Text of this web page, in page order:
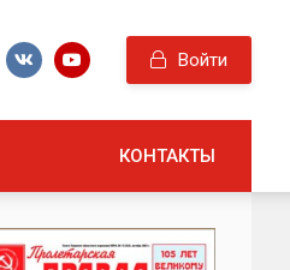
Войти
КОНТАКТЫ